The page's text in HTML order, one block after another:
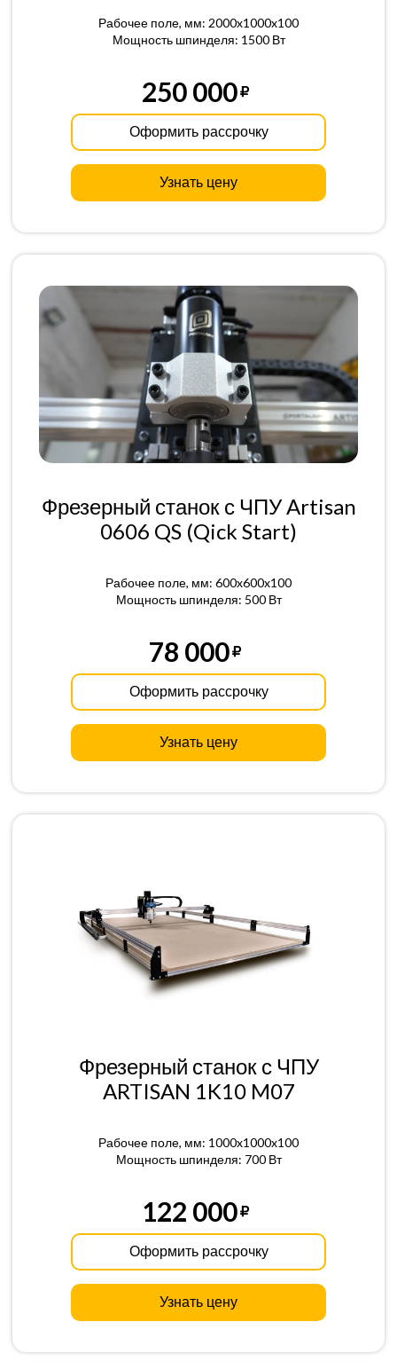
Рабочее поле, мм: 2000x1000x100
Мощность шпинделя: 1500 Вт
250 000
Оформить рассрочку
Узнать цену
Фрезерный станок с ЧПУ Artisan
0606 QS (Qick Start)
Рабочее поле, мм: 600x600x100
Мощность шпинделя: 500 Вт
78 000
Оформить рассрочку
Узнать цену
Фрезерный станок с ЧПУ
ARTISAN 1K10 M07
Рабочее поле, мм: 1000x1000x100
Мощность шпинделя: 700 Вт
122 000
Оформить рассрочку
Узнать цену